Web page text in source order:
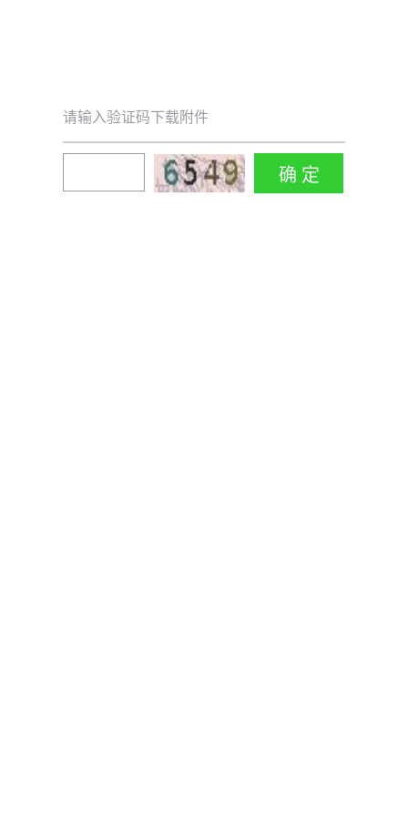
请输入验证码下载附件